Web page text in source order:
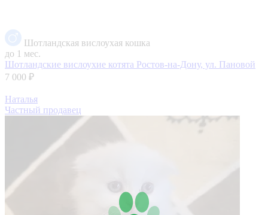
Шотландская вислоухая кошка
до 1 мес.
Шотландские вислоухие котята Ростов-на-Дону, ул. Пановой
7 000 ₽
Наталья
Частный продавец